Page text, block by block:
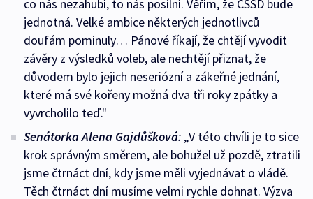
co nás nezahubí, to nás posilní. Věřím, že ČSSD bude
jednotná. Velké ambice některých jednotlivců
doufám pominuly… Pánové říkají, že chtějí vyvodit
závěry z výsledků voleb, ale nechtějí přiznat, že
důvodem bylo jejich neseriózní a zákeřné jednání,
které má své kořeny možná dva tři roky zpátky a
vyvrcholilo teď."
Senátorka Alena Gajdůšková: „V této chvíli je to sice
krok správným směrem, ale bohužel už pozdě, ztratili
jsme čtrnáct dní, kdy jsme měli vyjednávat o vládě.
Těch čtrnáct dní musíme velmi rychle dohnat. Výzva